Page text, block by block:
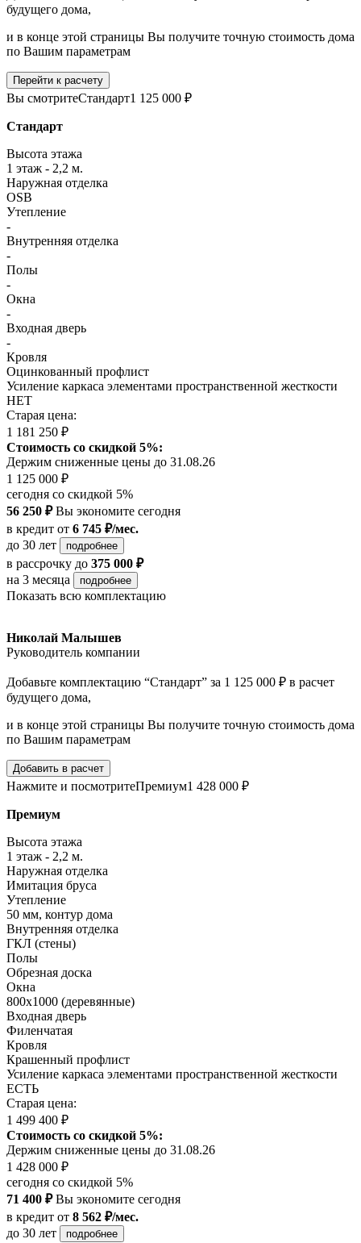
будущего дома,
и в конце этой страницы Вы получите точную стоимость дома
по Вашим параметрам
Перейти к расчету
Вы смотритеСтандарт1 125 000 ₽
Стандарт
Высота этажа
1 этаж - 2,2 м.
Наружная отделка
OSB
Утепление
-
Внутренняя отделка
-
Полы
-
Окна
-
Входная дверь
-
Кровля
Оцинкованный профлист
Усиление каркаса элементами пространственной жесткости
НЕТ
Старая цена:
1 181 250 ₽
Стоимость со скидкой 5%:
Держим сниженные цены до 31.08.26
1 125 000 ₽
сегодня со скидкой 5%
56 250 ₽Вы экономите сегодня
в кредит от 6 745 ₽/мес.
до 30 лет
подробнее
в рассрочку до 375 000 ₽
на 3 месяца
подробнее
Показать всю комплектацию
Николай Малышев
Руководитель компании
Добавьте комплектацию “Стандарт” за 1 125 000 ₽ в расчет
будущего дома,
и в конце этой страницы Вы получите точную стоимость дома
по Вашим параметрам
Добавить в расчет
Нажмите и посмотритеПремиум1 428 000 ₽
Премиум
Высота этажа
1 этаж - 2,2 м.
Наружная отделка
Имитация бруса
Утепление
50 мм, контур дома
Внутренняя отделка
ГКЛ (стены)
Полы
Обрезная доска
Окна
800х1000 (деревянные)
Входная дверь
Филенчатая
Кровля
Крашенный профлист
Усиление каркаса элементами пространственной жесткости
ЕСТЬ
Старая цена:
1 499 400 ₽
Стоимость со скидкой 5%:
Держим сниженные цены до 31.08.26
1 428 000 ₽
сегодня со скидкой 5%
71 400 ₽Вы экономите сегодня
в кредит от 8 562 ₽/мес.
до 30 лет
подробнее